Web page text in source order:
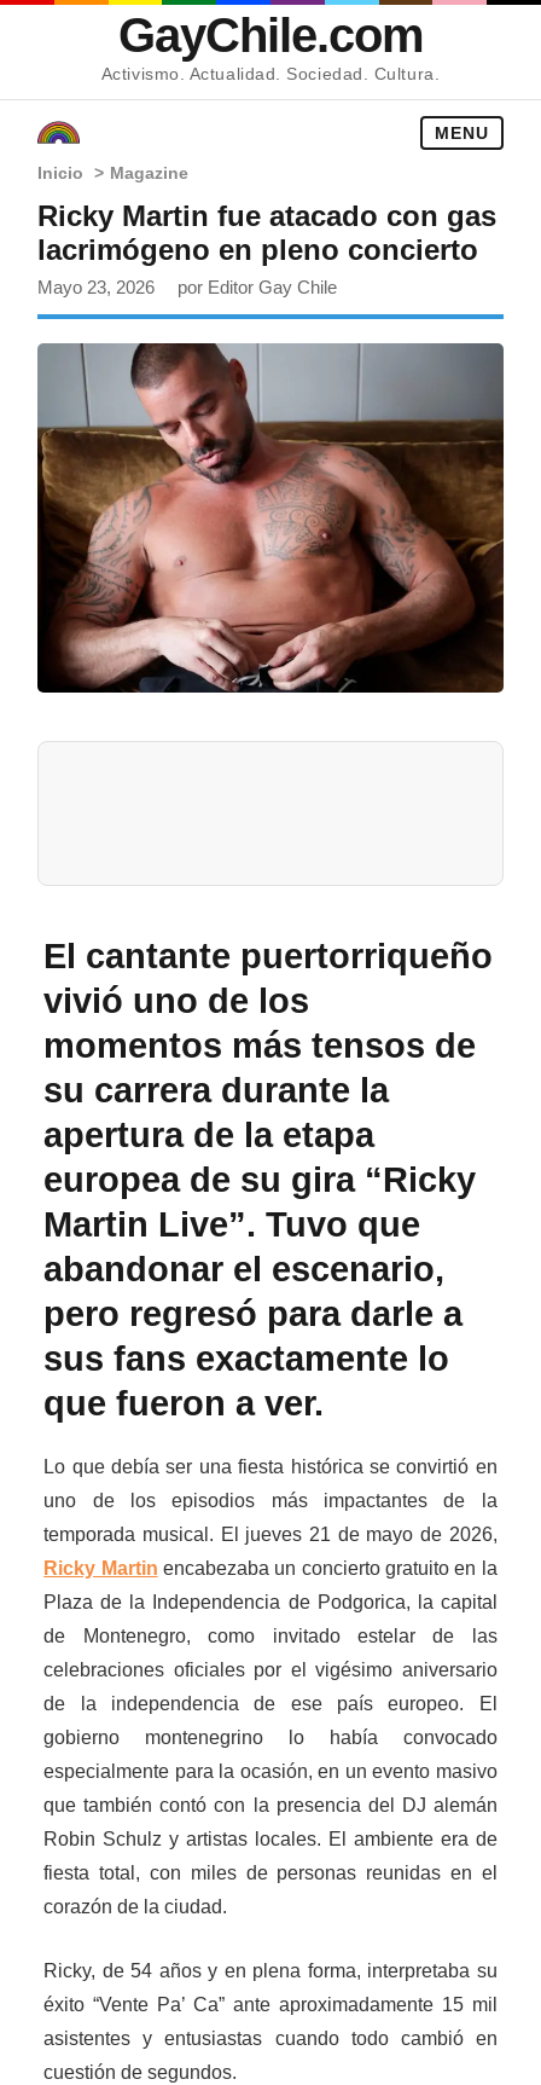
GayChile.com
Activismo. Actualidad. Sociedad. Cultura.
MENU
Inicio > Magazine
Ricky Martin fue atacado con gas
lacrimógeno en pleno concierto
Mayo 23, 2026 por Editor Gay Chile
El cantante puertorriqueño
vivió uno de los
momentos más tensos de
su carrera durante la
apertura de la etapa
europea de su gira “Ricky
Martin Live”. Tuvo que
abandonar el escenario,
pero regresó para darle a
sus fans exactamente lo
que fueron a ver.
Lo que debía ser una fiesta histórica se convirtió en
uno de los episodios más impactantes de la
temporada musical. El jueves 21 de mayo de 2026,
Ricky Martin encabezaba un concierto gratuito en la
Plaza de la Independencia de Podgorica, la capital
de Montenegro, como invitado estelar de las
celebraciones oficiales por el vigésimo aniversario
de la independencia de ese país europeo. El
gobierno montenegrino lo había convocado
especialmente para la ocasión, en un evento masivo
que también contó con la presencia del DJ alemán
Robin Schulz y artistas locales. El ambiente era de
fiesta total, con miles de personas reunidas en el
corazón de la ciudad.
Ricky, de 54 años y en plena forma, interpretaba su
éxito “Vente Pa’ Ca” ante aproximadamente 15 mil
asistentes y entusiastas cuando todo cambió en
cuestión de segundos.